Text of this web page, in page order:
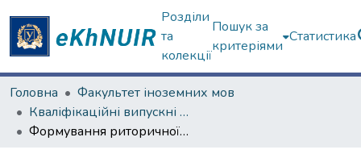
Розділи
та
колекції
Пошук за
критеріями
Статистика
Головна
Факультет іноземних мов
Кваліфікаційні випускні роботи магістрів. Факультет іноземних мов
Формування риторичної компетентності майбутніх вчителів іноземної мови